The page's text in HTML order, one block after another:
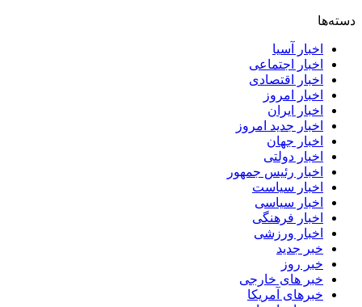
دسته‌ها
اخبار آسیا
اخبار اجتماعی
اخبار اقتصادی
اخبار امروز
اخبار ایران
اخبار جدید امروز
اخبار جهان
اخبار دولتی
اخبار رئیس جمهور
اخبار سیاست
اخبار سیاسی
اخبار فرهنگی
اخبار ورزشی
خبر جدید
خبر روز
خبر های خارجی
خبرهای آمریکا